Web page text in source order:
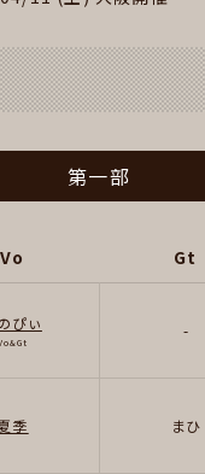
第一部
Vo Gt
ぴぃ -
季 まひ